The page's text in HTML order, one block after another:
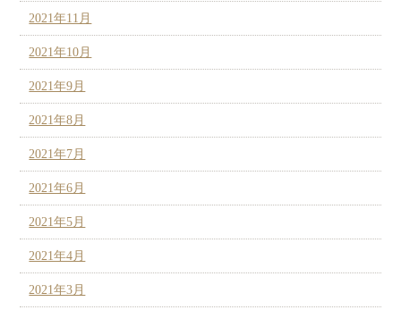
2021年11月
2021年10月
2021年9月
2021年8月
2021年7月
2021年6月
2021年5月
2021年4月
2021年3月